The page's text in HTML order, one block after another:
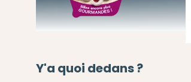
Y'a quoi dedans ?